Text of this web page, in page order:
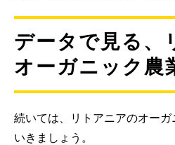
データで見る、
オーガニック農
続いては、リトアニアのオー
いきましょう。